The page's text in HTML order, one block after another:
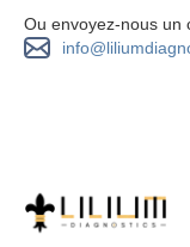
Ou envoyez-nous un